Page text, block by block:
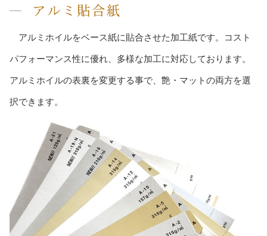
アルミ貼合紙
アルミホイルをベース紙に貼合させた加工紙です。コスト
パフォーマンス性に優れ、多様な加工に対応しております。
アルミホイルの表裏を変更する事で、艶・マットの両方を選
択できます。